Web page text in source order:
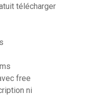
télécharger
free
ni